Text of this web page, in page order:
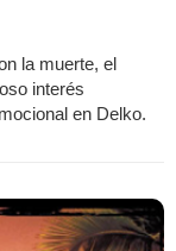
la muerte, el
interés
en Delko.